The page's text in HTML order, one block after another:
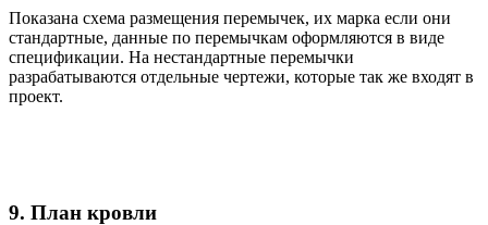
Показана схема размещения перемычек, их марка если они
стандартные, данные по перемычкам оформляются в виде
спецификации. На нестандартные перемычки
разрабатываются отдельные чертежи, которые так же входят в
проект.
9. План кровли